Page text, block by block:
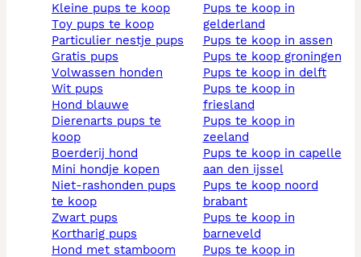
kleine pups te koop
toy pups te koop
particulier nestje pups
gratis pups
volwassen honden
wit pups
hond blauwe
dierenarts pups te
koop
boerderij hond
mini hondje kopen
niet-rashonden pups
te koop
zwart pups
kortharig pups
hond met stamboom
pups te koop in
gelderland
pups te koop in assen
pups te koop groningen
pups te koop in delft
pups te koop in
friesland
pups te koop in
zeeland
pups te koop in capelle
aan den ijssel
pups te koop noord
brabant
pups te koop in
barneveld
pups te koop in